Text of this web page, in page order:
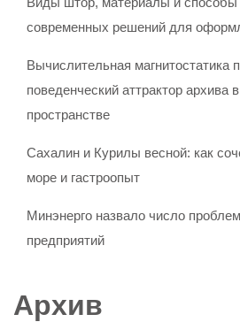
современных решений для
Вычислительная магнитостатика
поведенческий аттрактор архива
пространстве
Сахалин и Курилы весной: как
море и гастроопыт
Минэнерго назвало число
предприятий
Архив